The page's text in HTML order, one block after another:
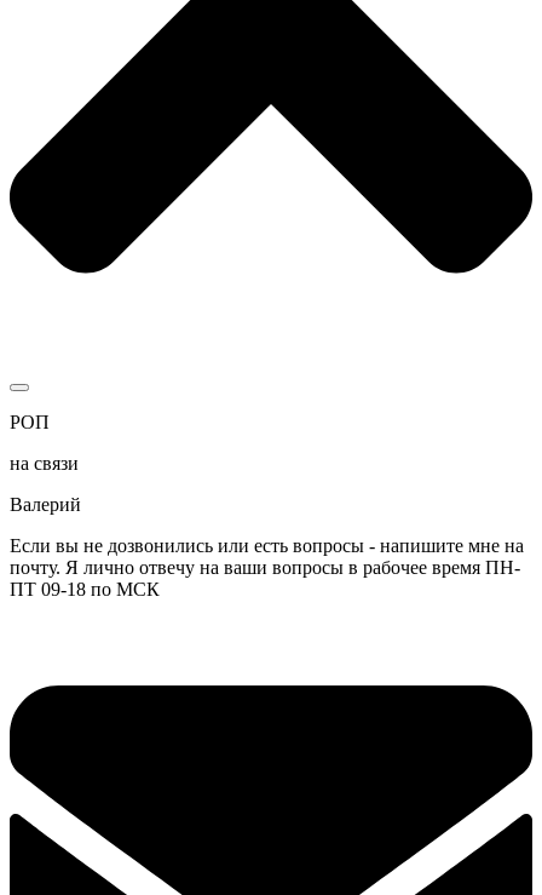
РОП
на связи
Валерий
Если вы не дозвонились или есть вопросы - напишите мне на
почту. Я лично отвечу на ваши вопросы в рабочее время ПН-
ПТ 09-18 по МСК